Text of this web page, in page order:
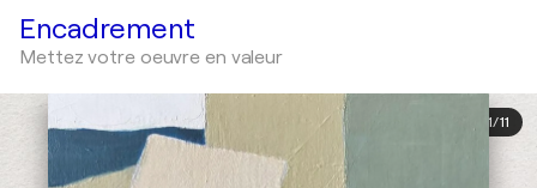
Encadrement
Mettez votre oeuvre en valeur
1/11